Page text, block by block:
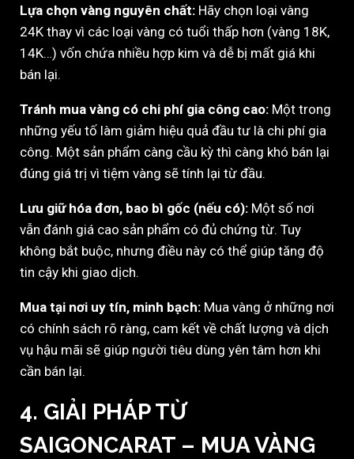
Lựa chọn vàng nguyên chất: Hãy chọn loại vàng
24K thay vì các loại vàng có tuổi thấp hơn (vàng 18K,
14K…) vốn chứa nhiều hợp kim và dễ bị mất giá khi
bán lại.
Tránh mua vàng có chi phí gia công cao: Một trong
những yếu tố làm giảm hiệu quả đầu tư là chi phí gia
công. Một sản phẩm càng cầu kỳ thì càng khó bán lại
đúng giá trị vì tiệm vàng sẽ tính lại từ đầu.
Lưu giữ hóa đơn, bao bì gốc (nếu có): Một số nơi
vẫn đánh giá cao sản phẩm có đủ chứng từ. Tuy
không bắt buộc, nhưng điều này có thể giúp tăng độ
tin cậy khi giao dịch.
Mua tại nơi uy tín, minh bạch: Mua vàng ở những nơi
có chính sách rõ ràng, cam kết về chất lượng và dịch
vụ hậu mãi sẽ giúp người tiêu dùng yên tâm hơn khi
cần bán lại.
4. GIẢI PHÁP TỪ
SAIGONCARAT – MUA VÀNG